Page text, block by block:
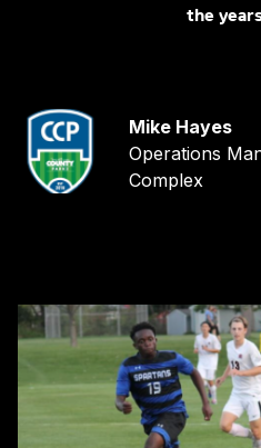
the
Mike Hayes
Operations
Complex